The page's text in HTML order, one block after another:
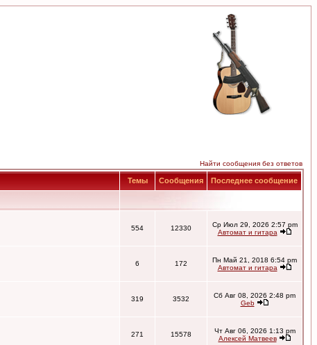
Найти сообщения без ответов
Темы Сообщения Последнее сообщение
554 12330
Ср Июл 29, 2026 2:57 pm
Автомат и гитара
6 172
Пн Май 21, 2018 6:54 pm
Автомат и гитара
319 3532
Сб Авг 08, 2026 2:48 pm
Geb
271 15578
Чт Авг 06, 2026 1:13 pm
Алексей Матвеев